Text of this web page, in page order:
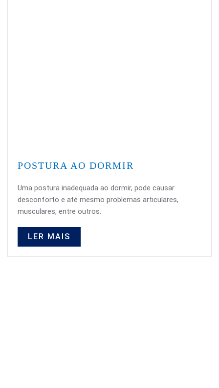
POSTURA AO DORMIR
Uma postura inadequada ao dormir, pode causar
desconforto e até mesmo problemas articulares,
musculares, entre outros.
LER MAIS